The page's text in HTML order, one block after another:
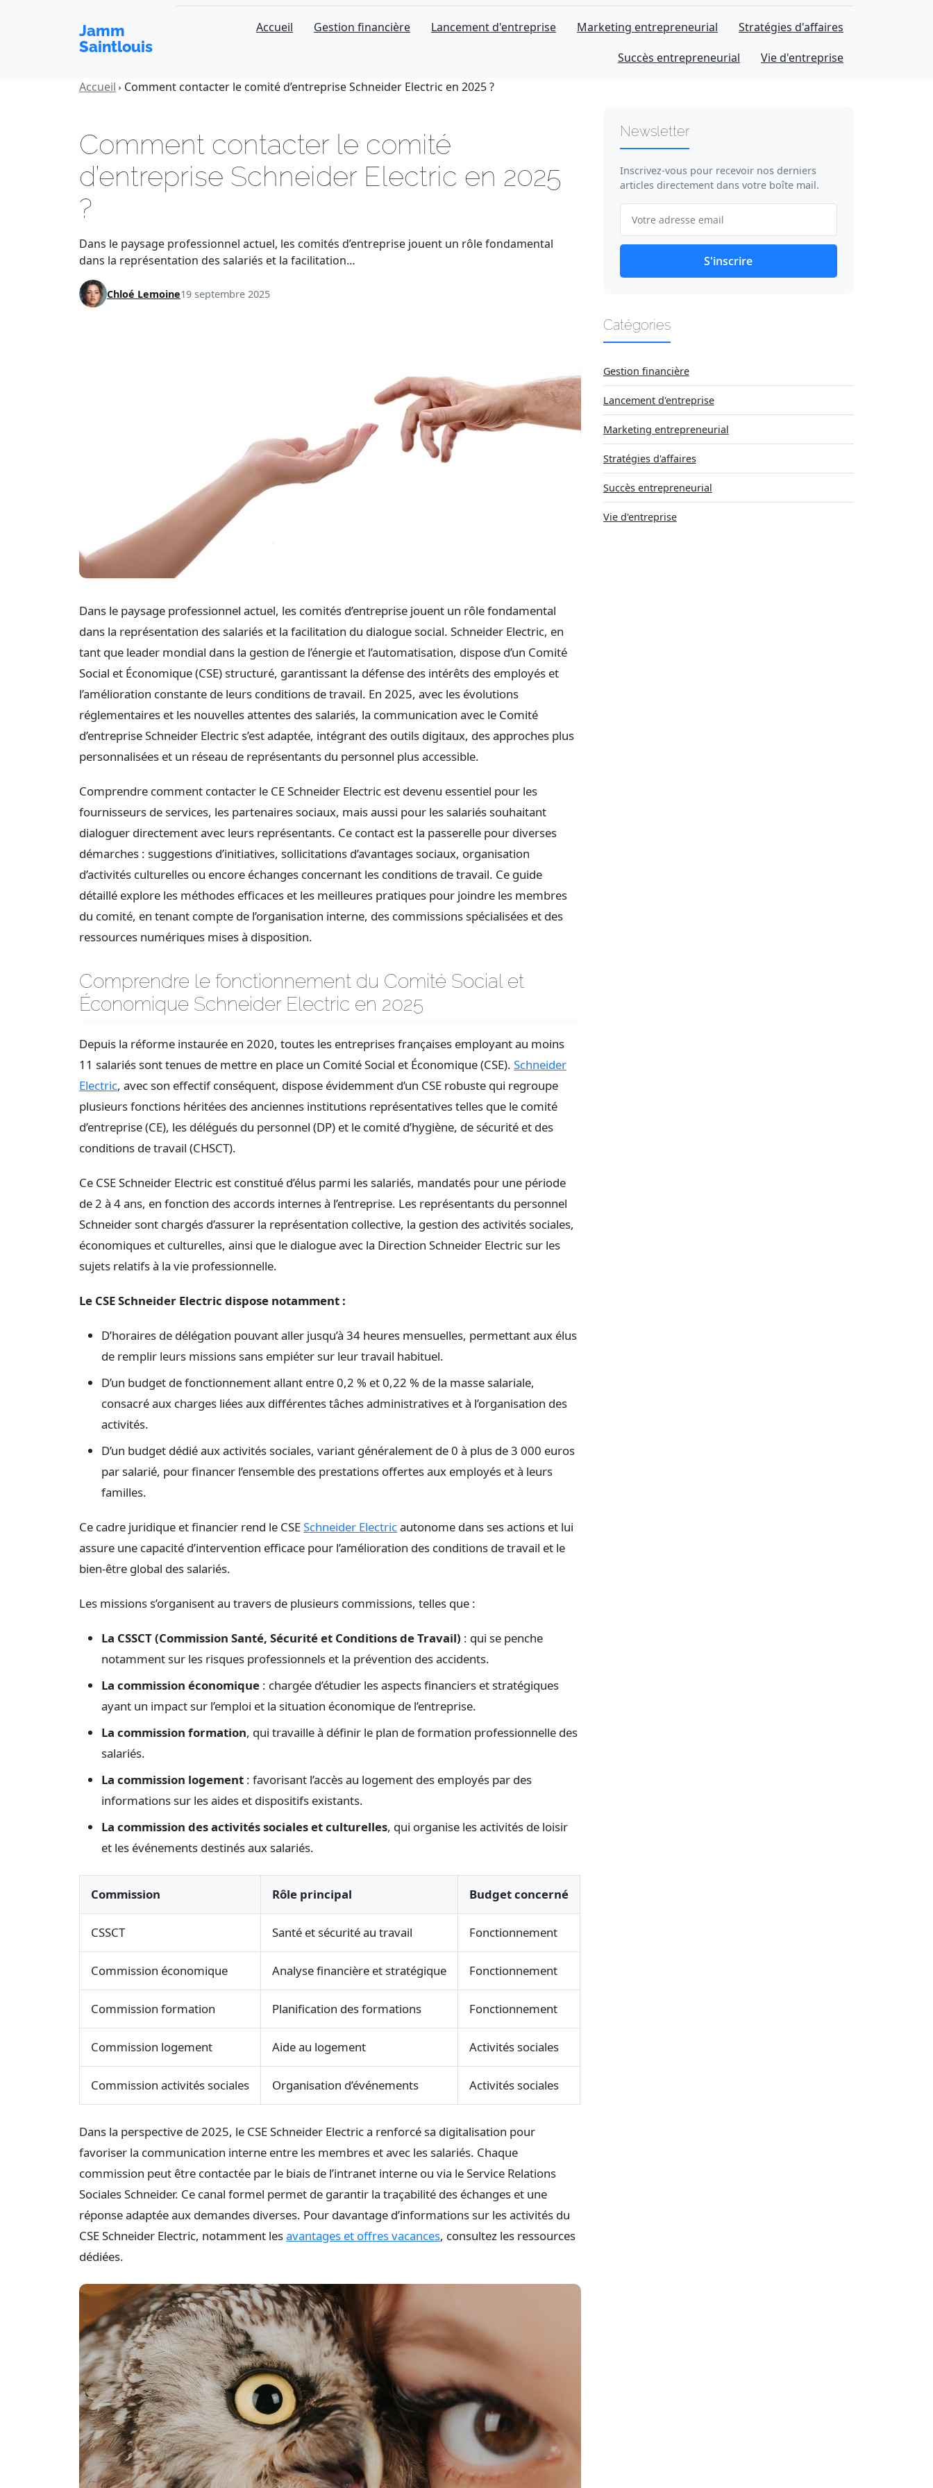
Jamm
Saintlouis
Accueil Gestion financière Lancement d'entreprise Marketing entrepreneurial
Stratégies d'affaires
Succès entrepreneurial
Vie d'entreprise
Accueil
Comment contacter le comité d’entreprise Schneider Electric en 2025 ?
Comment contacter le comité
d’entreprise Schneider Electric en 2025
?
Dans le paysage professionnel actuel, les comités d’entreprise jouent un rôle fondamental
dans la représentation des salariés et la facilitation…
Chloé Lemoine19 septembre 2025
Dans le paysage professionnel actuel, les comités d’entreprise jouent un rôle fondamental
dans la représentation des salariés et la facilitation du dialogue social. Schneider Electric, en
tant que leader mondial dans la gestion de l’énergie et l’automatisation, dispose d’un Comité
Social et Économique (CSE) structuré, garantissant la défense des intérêts des employés et
l’amélioration constante de leurs conditions de travail. En 2025, avec les évolutions
réglementaires et les nouvelles attentes des salariés, la communication avec le Comité
d’entreprise Schneider Electric s’est adaptée, intégrant des outils digitaux, des approches plus
personnalisées et un réseau de représentants du personnel plus accessible.
Comprendre comment contacter le CE Schneider Electric est devenu essentiel pour les
fournisseurs de services, les partenaires sociaux, mais aussi pour les salariés souhaitant
dialoguer directement avec leurs représentants. Ce contact est la passerelle pour diverses
démarches : suggestions d’initiatives, sollicitations d’avantages sociaux, organisation
d’activités culturelles ou encore échanges concernant les conditions de travail. Ce guide
détaillé explore les méthodes efficaces et les meilleures pratiques pour joindre les membres
du comité, en tenant compte de l’organisation interne, des commissions spécialisées et des
ressources numériques mises à disposition.
Comprendre le fonctionnement du Comité Social et
Économique Schneider Electric en 2025
Depuis la réforme instaurée en 2020, toutes les entreprises françaises employant au moins
11 salariés sont tenues de mettre en place un Comité Social et Économique (CSE). Schneider
Electric, avec son effectif conséquent, dispose évidemment d’un CSE robuste qui regroupe
plusieurs fonctions héritées des anciennes institutions représentatives telles que le comité
d’entreprise (CE), les délégués du personnel (DP) et le comité d’hygiène, de sécurité et des
conditions de travail (CHSCT).
Ce CSE Schneider Electric est constitué d’élus parmi les salariés, mandatés pour une période
de 2 à 4 ans, en fonction des accords internes à l’entreprise. Les représentants du personnel
Schneider sont chargés d’assurer la représentation collective, la gestion des activités sociales,
économiques et culturelles, ainsi que le dialogue avec la Direction Schneider Electric sur les
sujets relatifs à la vie professionnelle.
Le CSE Schneider Electric dispose notamment :
D’horaires de délégation pouvant aller jusqu’à 34 heures mensuelles, permettant aux élus
de remplir leurs missions sans empiéter sur leur travail habituel.
D’un budget de fonctionnement allant entre 0,2 % et 0,22 % de la masse salariale,
consacré aux charges liées aux différentes tâches administratives et à l’organisation des
activités.
D’un budget dédié aux activités sociales, variant généralement de 0 à plus de 3 000 euros
par salarié, pour financer l’ensemble des prestations offertes aux employés et à leurs
familles.
Ce cadre juridique et financier rend le CSESchneider Electricautonome dans ses actions et lui
assure une capacité d’intervention efficace pour l’amélioration des conditions de travail et le
bien-être global des salariés.
Les missions s’organisent au travers de plusieurs commissions, telles que :
La CSSCT (Commission Santé, Sécurité et Conditions de Travail) : qui se penche
notamment sur les risques professionnels et la prévention des accidents.
La commission économique : chargée d’étudier les aspects financiers et stratégiques
ayant un impact sur l’emploi et la situation économique de l’entreprise.
La commission formation, qui travaille à définir le plan de formation professionnelle des
salariés.
La commission logement : favorisant l’accès au logement des employés par des
informations sur les aides et dispositifs existants.
La commission des activités sociales et culturelles, qui organise les activités de loisir
et les événements destinés aux salariés.
Commission Rôle principal Budget concerné
CSSCT Santé et sécurité au travail Fonctionnement
Commission économique Analyse financière et stratégique Fonctionnement
Commission formation Planification des formations Fonctionnement
Commission logement Aide au logement Activités sociales
Commission activités sociales Organisation d’événements Activités sociales
Dans la perspective de 2025, le CSE Schneider Electric a renforcé sa digitalisation pour
favoriser la communication interne entre les membres et avec les salariés. Chaque
commission peut être contactée par le biais de l’intranet interne ou via le Service Relations
Sociales Schneider. Ce canal formel permet de garantir la traçabilité des échanges et une
réponse adaptée aux demandes diverses. Pour davantage d’informations sur les activités du
CSE Schneider Electric, notamment lesavantages et offres vacances, consultez les ressources
dédiées.
Newsletter
Inscrivez-vous pour recevoir nos derniers
articles directement dans votre boîte mail.
S'inscrire
Catégories
Gestion financière
Lancement d'entreprise
Marketing entrepreneurial
Stratégies d'affaires
Succès entrepreneurial
Vie d'entreprise